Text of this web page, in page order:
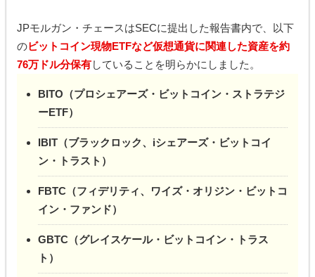
JPモルガン・チェースはSECに提出した報告書内で、以下
のビットコイン現物ETFなど仮想通貨に関連した資産を約
76万ドル分保有していることを明らかにしました。
BITO（プロシェアーズ・ビットコイン・ストラテジ
ーETF）
IBIT（ブラックロック、iシェアーズ・ビットコイ
ン・トラスト）
FBTC（フィデリティ、ワイズ・オリジン・ビットコ
イン・ファンド）
GBTC（グレイスケール・ビットコイン・トラス
ト）